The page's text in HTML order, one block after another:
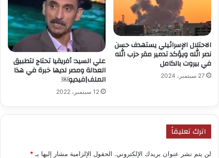
الاحتلال الإسرائيلي يستهدف حسن
نصر الله ويؤكد تدمير مقر حزب الله
في بيروت بالكامل
27 سبتمبر، 2024
علي السيد: أفريقيا تحتاج لتطبيق
العدالة ومصر لديها خبرة في هذا
الملف|فيديو￼
12 سبتمبر، 2022
اترك تعليقاً
لن يتم نشر عنوان بريدك الإلكتروني. الحقول الإلزامية مشار إليها بـ *